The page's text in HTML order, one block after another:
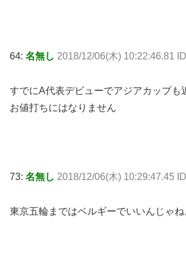
64: 名無し 2018/12/06(木) 10:22:46.81
すでにA代表デビューでアジアカップも
お値打ちにはなりません
73: 名無し 2018/12/06(木) 10:29:47.45
東京五輪まではベルギーでいいんじゃね